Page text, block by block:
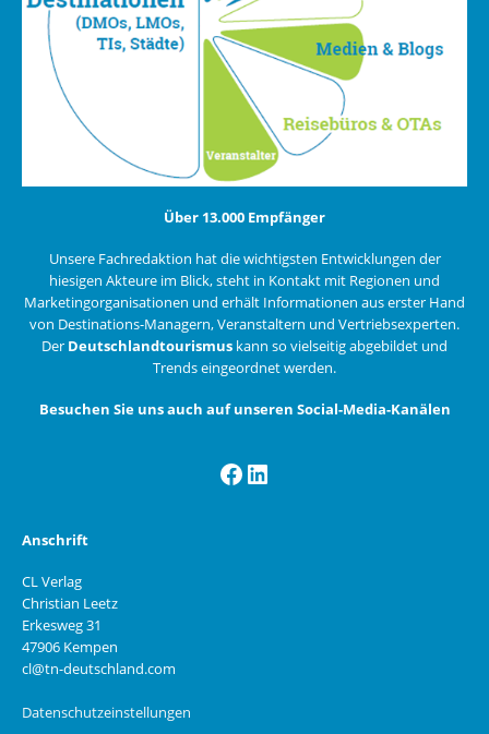
Über 13.000 Empfänger
Unsere Fachredaktion hat die wichtigsten Entwicklungen der
hiesigen Akteure im Blick, steht in Kontakt mit Regionen und
Marketingorganisationen und erhält Informationen aus erster Hand
von Destinations-Managern, Veranstaltern und Vertriebsexperten.
Der Deutschlandtourismus kann so vielseitig abgebildet und
Trends eingeordnet werden.
Besuchen Sie uns auch auf unseren Social-Media-Kanälen
Facebook
LinkedIn
Anschrift
CL Verlag
Christian Leetz
Erkesweg 31
47906 Kempen
cl@tn-deutschland.com
Datenschutzeinstellungen